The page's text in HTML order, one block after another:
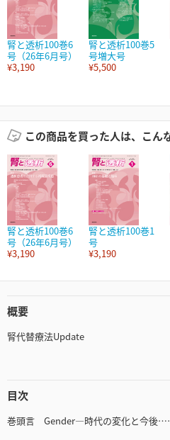
腎と透析100巻6
号（26年6月号）
¥3,190
腎と透析100巻5
号増大号
¥5,500
この商品を買った人は、こん
腎と透析100巻6
号（26年6月号）
¥3,190
腎と透析100巻1
号
¥3,190
概要
腎代替療法Update
目次
巻頭言 Gender―時代の変化と今後